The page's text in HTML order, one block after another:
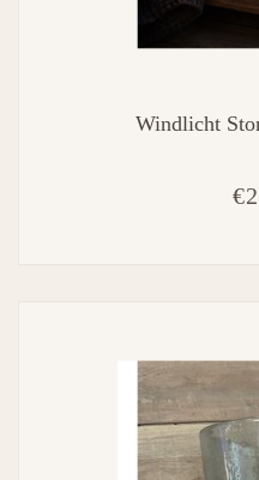
Windlicht